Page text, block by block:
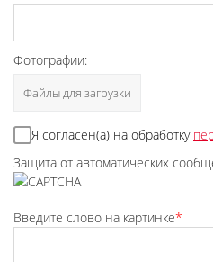
Фотографии:
Файлы для загрузки
Я согласен(а) на обработку
Защита от автоматических
Введите слово на картинке*